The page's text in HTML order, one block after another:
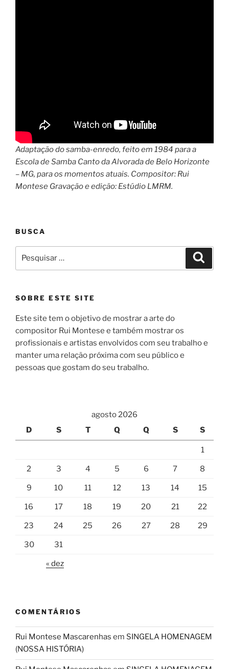
Adaptação do samba-enredo, feito em 1984 para a
Escola de Samba Canto da Alvorada de Belo Horizonte
– MG, para os momentos atuais. Compositor: Rui
Montese Gravação e edição: Estúdio LMRM.
BUSCA
por:
SOBRE ESTE SITE
Este site tem o objetivo de mostrar a arte do
compositor Rui Montese e também mostrar os
profissionais e artistas envolvidos com seu trabalho e
manter uma relação próxima com seu público e
pessoas que gostam do seu trabalho.
agosto 2026
D
S T Q Q S S
1
2 3 4 5 6 7 8
9 10 11 12 13 14 15
16 17 18 19 20 21 22
23 24 25 26 27 28 29
30 31
« dez
COMENTÁRIOS
Rui Montese Mascarenhas em SINGELA HOMENAGEM
(NOSSA HISTÓRIA)